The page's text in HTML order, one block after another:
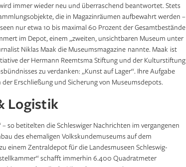
immer wieder neu und überraschend beantwortet. Stets
die in Magazinräumen aufbewahrt werden –
nur etwa 10 bis maximal 60 Prozent der Gesamtbestände
im Depot, einem „zweiten, unsichtbaren Museum unter
Niklas Maak die Museumsmagazine nannte. Maak ist
der Hermann Reemtsma Stiftung und der Kulturstiftung
zu verdanken: „Kunst auf Lager“. Ihre Aufgabe
Erschließung und Sicherung von Museumsdepots.
Logistik
so betitelten die Schleswiger Nachrichten im vergangenen
des ehemaligen Volkskundemuseums auf dem
einem Zentraldepot für die Landesmuseen Schleswig-
schafft immerhin 6.400 Quadratmeter